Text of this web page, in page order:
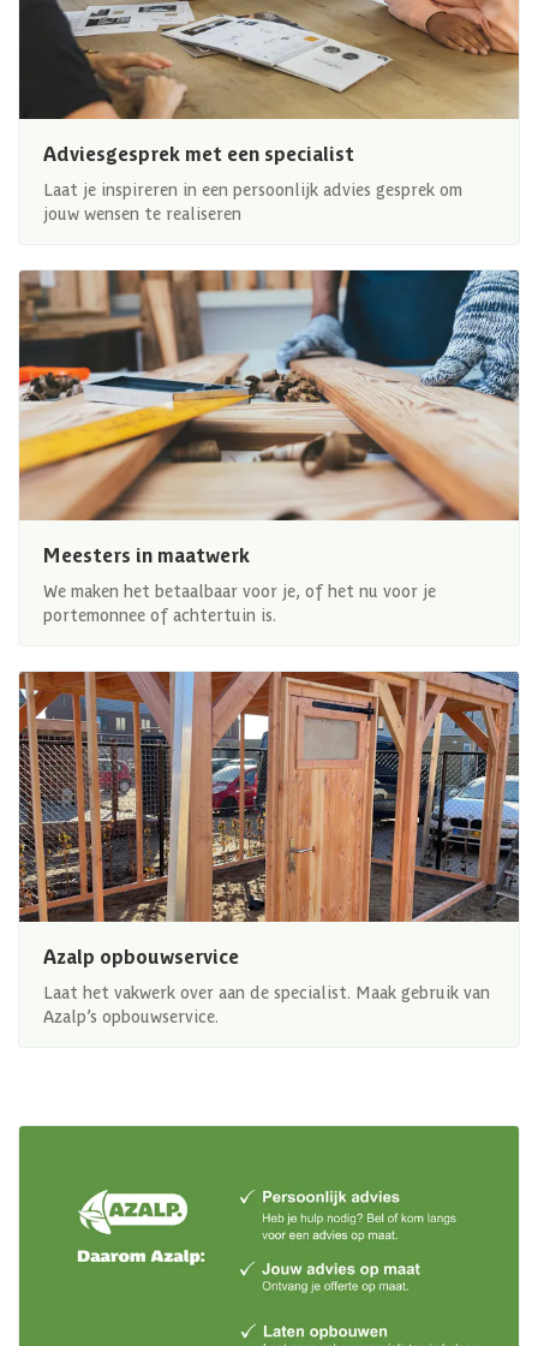
Adviesgesprek met een specialist
Laat je inspireren in een persoonlijk advies gesprek om
jouw wensen te realiseren
Meesters in maatwerk
We maken het betaalbaar voor je, of het nu voor je
portemonnee of achtertuin is.
Azalp opbouwservice
Laat het vakwerk over aan de specialist. Maak gebruik van
Azalp’s opbouwservice.